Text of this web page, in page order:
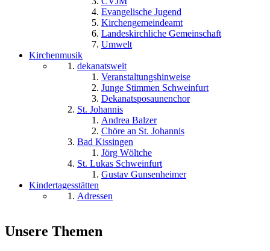
Evangelische Jugend
Kirchengemeindeamt
Landeskirchliche Gemeinschaft
Umwelt
Kirchenmusik
dekanatsweit
Veranstaltungshinweise
Junge Stimmen Schweinfurt
Dekanatsposaunenchor
St. Johannis
Andrea Balzer
Chöre an St. Johannis
Bad Kissingen
Jörg Wöltche
St. Lukas Schweinfurt
Gustav Gunsenheimer
Kindertagesstätten
Adressen
Unsere Themen